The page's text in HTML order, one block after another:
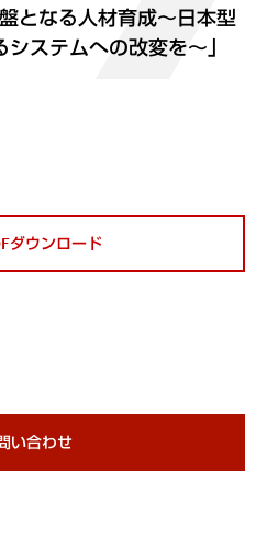
となる人材育成～日本型
ステムへの改変を～」
ダウンロード
い合わせ